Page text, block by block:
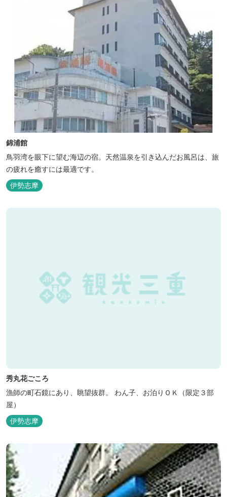
錦浦館
鳥羽湾を眼下に望む海辺の宿。天然温泉を引き込んだお風呂は、旅
の疲れを癒すには最適です。
伊勢志摩
秀丸花ごころ
漁師の町石鏡にあり、眺望抜群。 わん子、お泊りＯＫ（限定３部
屋）
伊勢志摩